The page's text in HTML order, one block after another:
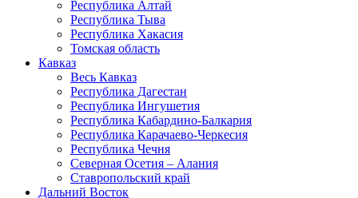
Республика Алтай
Республика Тыва
Республика Хакасия
Томская область
Кавказ
Весь Кавказ
Республика Дагестан
Республика Ингушетия
Республика Кабардино-Балкария
Республика Карачаево-Черкесия
Республика Чечня
Северная Осетия – Алания
Ставропольский край
Дальний Восток